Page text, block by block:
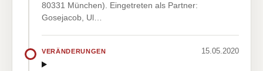
80331 München). Eingetreten als Partner:
Gosejacob, Ul…
VERÄNDERUNGEN 15.05.2020